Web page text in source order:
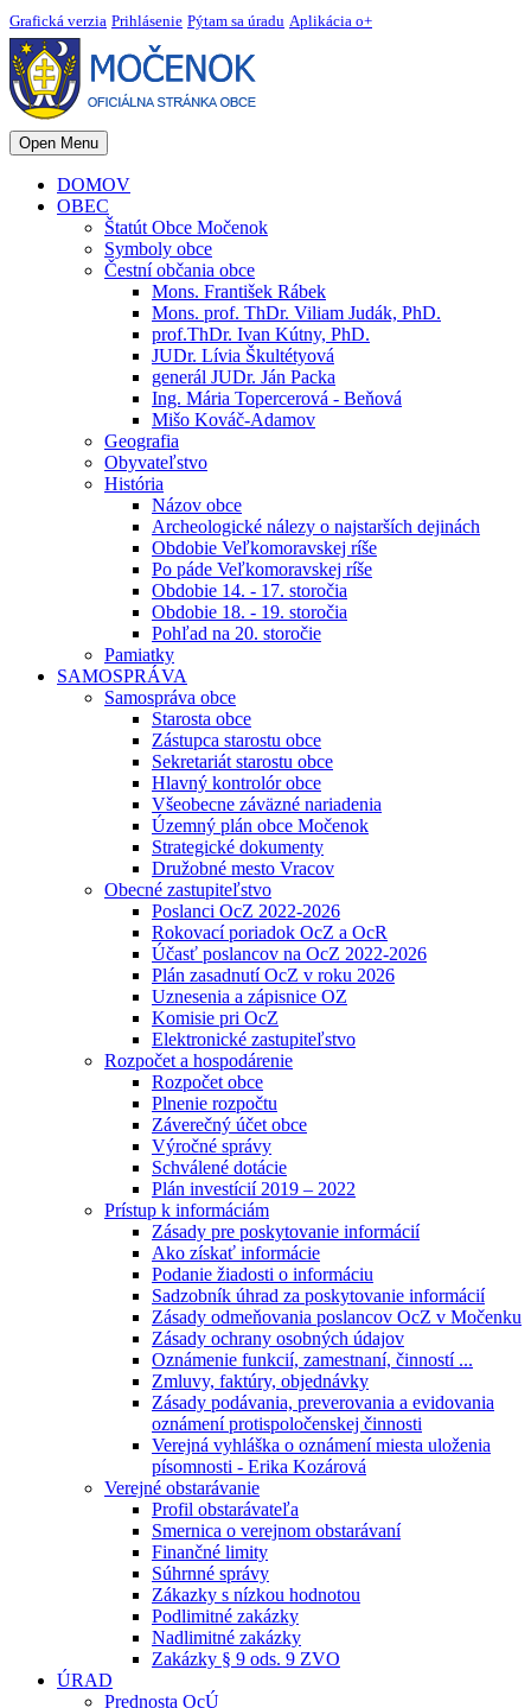
Grafická verzia Prihlásenie Pýtam sa úradu Aplikácia o+
Open Menu
DOMOV
OBEC
Štatút Obce Močenok
Symboly obce
Čestní občania obce
Mons. František Rábek
Mons. prof. ThDr. Viliam Judák, PhD.
prof.ThDr. Ivan Kútny, PhD.
JUDr. Lívia Škultétyová
generál JUDr. Ján Packa
Ing. Mária Topercerová - Beňová
Mišo Kováč-Adamov
Geografia
Obyvateľstvo
História
Názov obce
Archeologické nálezy o najstarších dejinách
Obdobie Veľkomoravskej ríše
Po páde Veľkomoravskej ríše
Obdobie 14. - 17. storočia
Obdobie 18. - 19. storočia
Pohľad na 20. storočie
Pamiatky
SAMOSPRÁVA
Samospráva obce
Starosta obce
Zástupca starostu obce
Sekretariát starostu obce
Hlavný kontrolór obce
Všeobecne záväzné nariadenia
Územný plán obce Močenok
Strategické dokumenty
Družobné mesto Vracov
Obecné zastupiteľstvo
Poslanci OcZ 2022-2026
Rokovací poriadok OcZ a OcR
Účasť poslancov na OcZ 2022-2026
Plán zasadnutí OcZ v roku 2026
Uznesenia a zápisnice OZ
Komisie pri OcZ
Elektronické zastupiteľstvo
Rozpočet a hospodárenie
Rozpočet obce
Plnenie rozpočtu
Záverečný účet obce
Výročné správy
Schválené dotácie
Plán investícií 2019 – 2022
Prístup k informáciám
Zásady pre poskytovanie informácií
Ako získať informácie
Podanie žiadosti o informáciu
Sadzobník úhrad za poskytovanie informácií
Zásady odmeňovania poslancov OcZ v Močenku
Zásady ochrany osobných údajov
Oznámenie funkcií, zamestnaní, činností ...
Zmluvy, faktúry, objednávky
Zásady podávania, preverovania a evidovania
oznámení protispoločenskej činnosti
Verejná vyhláška o oznámení miesta uloženia
písomnosti - Erika Kozárová
Verejné obstarávanie
Profil obstarávateľa
Smernica o verejnom obstarávaní
Finančné limity
Súhrnné správy
Zákazky s nízkou hodnotou
Podlimitné zakázky
Nadlimitné zakázky
Zakázky § 9 ods. 9 ZVO
ÚRAD
Prednosta OcÚ